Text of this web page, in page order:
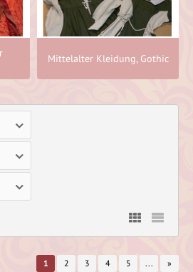
Mittelalter Kleidung, Gothic
1 2 3 4 5 ... »